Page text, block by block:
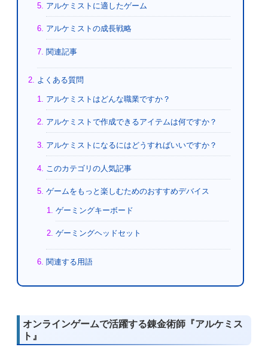
アルケミストに適したゲーム
アルケミストの成長戦略
関連記事
よくある質問
アルケミストはどんな職業ですか？
アルケミストで作成できるアイテムは何ですか？
アルケミストになるにはどうすればいいですか？
このカテゴリの人気記事
ゲームをもっと楽しむためのおすすめデバイス
ゲーミングキーボード
ゲーミングヘッドセット
関連する用語
オンラインゲームで活躍する錬金術師『アルケミス
ト』